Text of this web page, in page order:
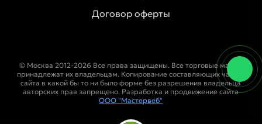
Договор оферты
© Москва 2012-2026 Все права защищены. Все торговые марки
принадлежат их владельцам. Копирование составляющих частей
сайта в какой бы то ни было форме без разрешения владельца
авторских прав запрещено. Разработка и продвижение сайта
ООО "Мастервеб"